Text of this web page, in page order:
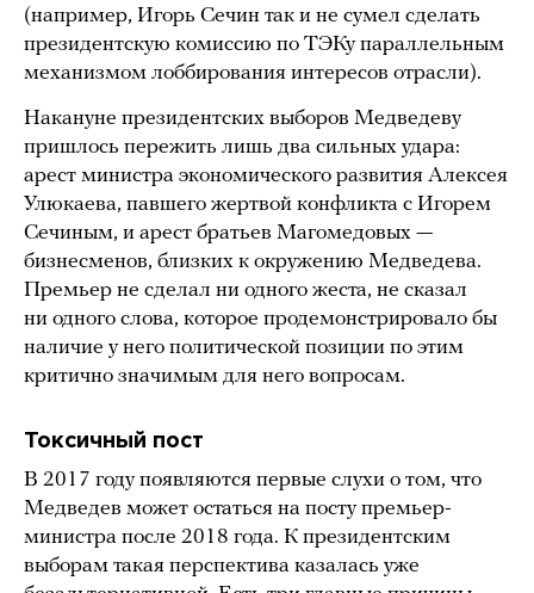
(например, Игорь Сечин так и не сумел сделать
президентскую комиссию по ТЭКу параллельным
механизмом лоббирования интересов отрасли).
Накануне президентских выборов Медведеву
пришлось пережить лишь два сильных удара:
арест министра экономического развития Алексея
Улюкаева, павшего жертвой конфликта с Игорем
Сечиным, и арест братьев Магомедовых —
бизнесменов, близких к окружению Медведева.
Премьер не сделал ни одного жеста, не сказал
ни одного слова, которое продемонстрировало бы
наличие у него политической позиции по этим
критично значимым для него вопросам.
Токсичный пост
В 2017 году появляются первые слухи о том, что
Медведев может остаться на посту премьер-
министра после 2018 года. К президентским
выборам такая перспектива казалась уже